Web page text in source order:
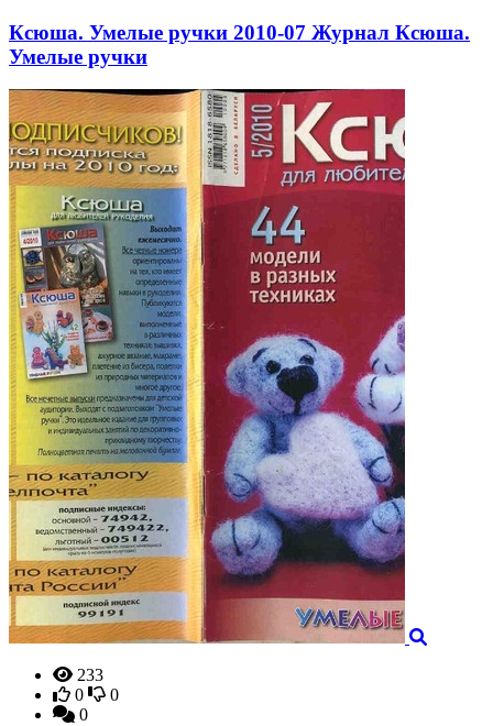
Ксюша. Умелые ручки 2010-07 Журнал Ксюша.
Умелые ручки
233
0
0
0